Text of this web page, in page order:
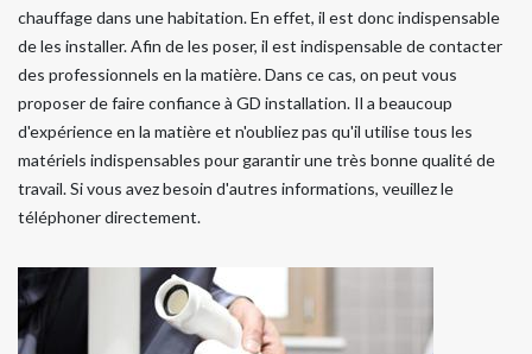
chauffage dans une habitation. En effet, il est donc indispensable
de les installer. Afin de les poser, il est indispensable de contacter
des professionnels en la matière. Dans ce cas, on peut vous
proposer de faire confiance à GD installation. Il a beaucoup
d'expérience en la matière et n'oubliez pas qu'il utilise tous les
matériels indispensables pour garantir une très bonne qualité de
travail. Si vous avez besoin d'autres informations, veuillez le
téléphoner directement.